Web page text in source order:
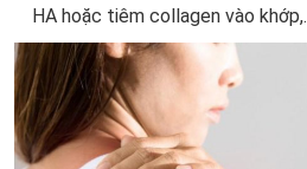
HA hoặc tiêm collagen vào